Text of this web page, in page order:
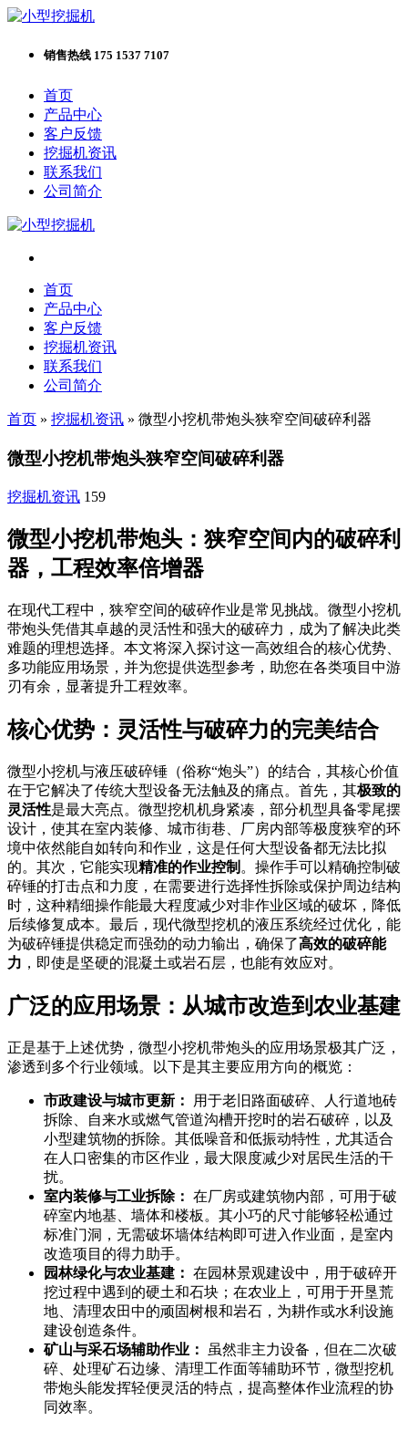
销售热线 175 1537 7107
首页
产品中心
客户反馈
挖掘机资讯
联系我们
公司简介
首页
产品中心
客户反馈
挖掘机资讯
联系我们
公司简介
首页 » 挖掘机资讯 » 微型小挖机带炮头狭窄空间破碎利器
微型小挖机带炮头狭窄空间破碎利器
挖掘机资讯 159
微型小挖机带炮头：狭窄空间内的破碎利
器，工程效率倍增器
在现代工程中，狭窄空间的破碎作业是常见挑战。微型小挖机
带炮头凭借其卓越的灵活性和强大的破碎力，成为了解决此类
难题的理想选择。本文将深入探讨这一高效组合的核心优势、
多功能应用场景，并为您提供选型参考，助您在各类项目中游
刃有余，显著提升工程效率。
核心优势：灵活性与破碎力的完美结合
微型小挖机与液压破碎锤（俗称“炮头”）的结合，其核心价值
在于它解决了传统大型设备无法触及的痛点。首先，其极致的
灵活性是最大亮点。微型挖机机身紧凑，部分机型具备零尾摆
设计，使其在室内装修、城市街巷、厂房内部等极度狭窄的环
境中依然能自如转向和作业，这是任何大型设备都无法比拟
的。其次，它能实现精准的作业控制 。操作手可以精确控制破
碎锤的打击点和力度，在需要进行选择性拆除或保护周边结构
时，这种精细操作能最大程度减少对非作业区域的破坏，降低
后续修复成本。最后，现代微型挖机的液压系统经过优化，能
为破碎锤提供稳定而强劲的动力输出，确保了高效的破碎能
力 ，即使是坚硬的混凝土或岩石层，也能有效应对。
广泛的应用场景：从城市改造到农业基建
正是基于上述优势，微型小挖机带炮头的应用场景极其广泛，
渗透到多个行业领域。以下是其主要应用方向的概览：
市政建设与城市更新：
用于老旧路面破碎、人行道地砖
拆除、自来水或燃气管道沟槽开挖时的岩石破碎，以及
小型建筑物的拆除。其低噪音和低振动特性，尤其适合
在人口密集的市区作业，最大限度减少对居民生活的干
扰。
室内装修与工业拆除： 在厂房或建筑物内部，可用于破
碎室内地基、墙体和楼板。其小巧的尺寸能够轻松通过
标准门洞，无需破坏墙体结构即可进入作业面，是室内
改造项目的得力助手。
园林绿化与农业基建： 在园林景观建设中，用于破碎开
挖过程中遇到的硬土和石块；在农业上，可用于开垦荒
地、清理农田中的顽固树根和岩石，为耕作或水利设施
建设创造条件。
矿山与采石场辅助作业：
虽然非主力设备，但在二次破
碎、处理矿石边缘、清理工作面等辅助环节，微型挖机
带炮头能发挥轻便灵活的特点，提高整体作业流程的协
同效率。